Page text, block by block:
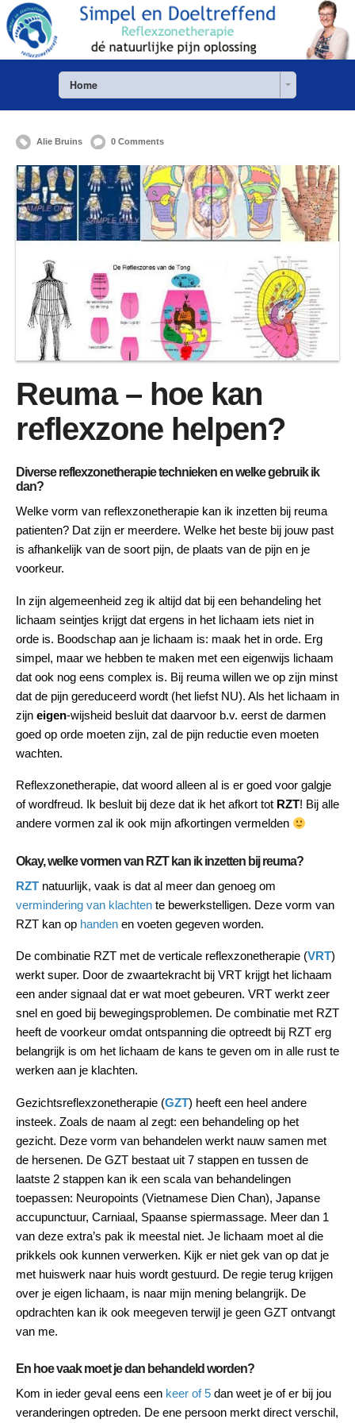
Home
Alie Bruins 0 Comments
Reuma – hoe kan
reflexzone helpen?
Diverse reflexzonetherapie technieken en welke gebruik ik
dan?
Welke vorm van reflexzonetherapie kan ik inzetten bij reuma
patienten? Dat zijn er meerdere. Welke het beste bij jouw past
is afhankelijk van de soort pijn, de plaats van de pijn en je
voorkeur.
In zijn algemeenheid zeg ik altijd dat bij een behandeling het
lichaam seintjes krijgt dat ergens in het lichaam iets niet in
orde is. Boodschap aan je lichaam is: maak het in orde. Erg
simpel, maar we hebben te maken met een eigenwijs lichaam
dat ook nog eens complex is. Bij reuma willen we op zijn minst
dat de pijn gereduceerd wordt (het liefst NU). Als het lichaam in
zijn eigen-wijsheid besluit dat daarvoor b.v. eerst de darmen
goed op orde moeten zijn, zal de pijn reductie even moeten
wachten.
Reflexzonetherapie, dat woord alleen al is er goed voor galgje
of wordfreud. Ik besluit bij deze dat ik het afkort tot RZT! Bij alle
andere vormen zal ik ook mijn afkortingen vermelden
Okay, welke vormen van RZT kan ik inzetten bij reuma?
RZT natuurlijk, vaak is dat al meer dan genoeg om
vermindering van klachten te bewerkstelligen. Deze vorm van
RZT kan op handen en voeten gegeven worden.
De combinatie RZT met de verticale reflexzonetherapie (VRT)
werkt super. Door de zwaartekracht bij VRT krijgt het lichaam
een ander signaal dat er wat moet gebeuren. VRT werkt zeer
snel en goed bij bewegingsproblemen. De combinatie met RZT
heeft de voorkeur omdat ontspanning die optreedt bij RZT erg
belangrijk is om het lichaam de kans te geven om in alle rust te
werken aan je klachten.
Gezichtsreflexzonetherapie (GZT) heeft een heel andere
insteek. Zoals de naam al zegt: een behandeling op het
gezicht. Deze vorm van behandelen werkt nauw samen met
de hersenen. De GZT bestaat uit 7 stappen en tussen de
laatste 2 stappen kan ik een scala van behandelingen
toepassen: Neuropoints (Vietnamese Dien Chan), Japanse
accupunctuur, Carniaal, Spaanse spiermassage. Meer dan 1
van deze extra’s pak ik meestal niet. Je lichaam moet al die
prikkels ook kunnen verwerken. Kijk er niet gek van op dat je
met huiswerk naar huis wordt gestuurd. De regie terug krijgen
over je eigen lichaam, is naar mijn mening belangrijk. De
opdrachten kan ik ook meegeven terwijl je geen GZT ontvangt
van me.
En hoe vaak moet je dan behandeld worden?
Kom in ieder geval eens een keer of 5 dan weet je of er bij jou
veranderingen optreden. De ene persoon merkt direct verschil,